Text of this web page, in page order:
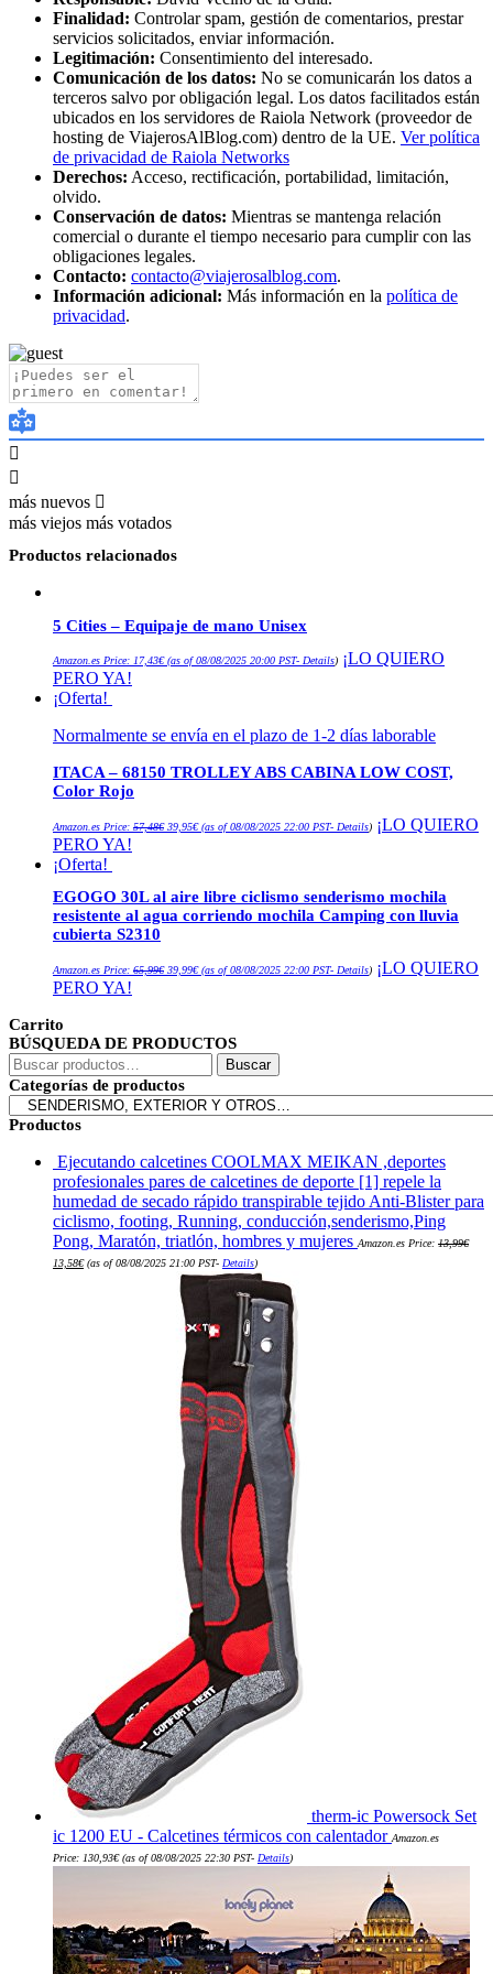
Finalidad: Controlar spam, gestión de comentarios, prestar
servicios solicitados, enviar información.
Legitimación: Consentimiento del interesado.
Comunicación de los datos: No se comunicarán los datos a
terceros salvo por obligación legal. Los datos facilitados están
ubicados en los servidores de Raiola Network (proveedor de
hosting de ViajerosAlBlog.com) dentro de la UE. Ver política
de privacidad de Raiola Networks
Derechos: Acceso, rectificación, portabilidad, limitación,
olvido.
Conservación de datos: Mientras se mantenga relación
comercial o durante el tiempo necesario para cumplir con las
obligaciones legales.
Contacto: contacto@viajerosalblog.com.
Información adicional: Más información en la política de
privacidad.
más nuevos
más viejos más votados
Productos relacionados
5 Cities – Equipaje de mano Unisex
Amazon.es Price: 17,43€(as of 08/08/2025 20:00 PST- Details) ¡LO QUIERO
PERO YA!
¡Oferta!
Normalmente se envía en el plazo de 1-2 días laborable
ITACA – 68150 TROLLEY ABS CABINA LOW COST,
Color Rojo
Amazon.es Price: 57,48€precio
39,95€precio
(as of 08/08/2025 22:00 PST- Details) ¡LO QUIERO
PERO YA!
¡Oferta!
EGOGO 30L al aire libre ciclismo senderismo mochila
resistente al agua corriendo mochila Camping con lluvia
cubierta S2310
Amazon.es Price: 65,99€precio
39,99€precio
(as of 08/08/2025 22:00 PST- Details) ¡LO QUIERO
PERO YA!
Carrito
BÚSQUEDA DE PRODUCTOS
Buscar
por:
Buscar
Categorías de productos
Productos
Ejecutando calcetines COOLMAX MEIKAN ,deportes
profesionales pares de calcetines de deporte [1] repele la
humedad de secado rápido transpirable tejido Anti-Blister para
ciclismo, footing, Running, conducción,senderismo,Ping
Pong, Maratón, triatlón, hombres y mujeres Amazon.es Price: 13,99€
precio
13,58€precio
(as of 08/08/2025 21:00 PST- Details)
therm-ic Powersock Set
ic 1200 EU - Calcetines térmicos con calentador Amazon.es
Price: 130,93€(as of 08/08/2025 22:30 PST- Details)